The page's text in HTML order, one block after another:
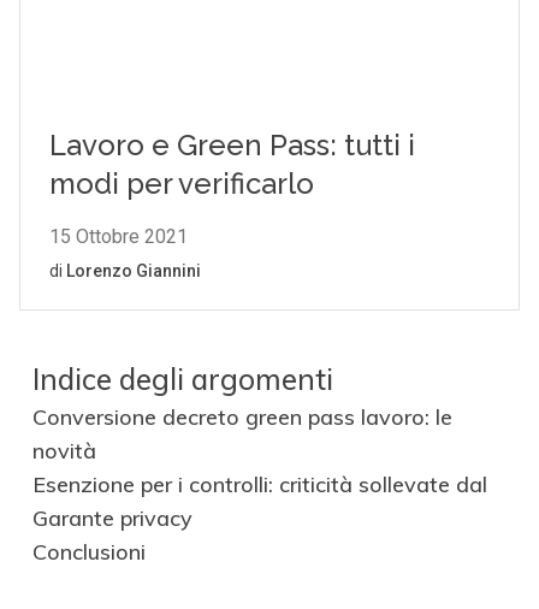
Indice degli argomenti
Conversione decreto green pass lavoro: le
novità
Esenzione per i controlli: criticità sollevate dal
Garante privacy
Conclusioni